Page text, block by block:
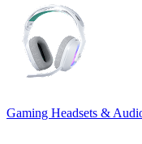
Gaming Headsets &